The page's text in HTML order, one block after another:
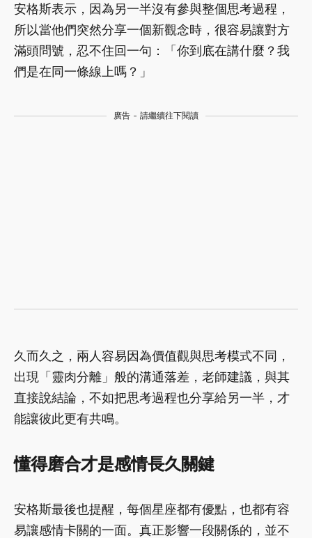
安格斯表示，因為另一半沒有參與整個思考過程，
所以當他們突然分享一個新觀念時，很容易讓對方
滿頭問號，忍不住回一句：「你到底在講什麼？我
們是在同一條線上嗎？」
廣告 - 請繼續往下閱讀
久而久之，兩人容易因為價值觀與思考模式不同，
出現「靈肉分離」般的溝通落差，老師建議，與其
直接說結論，不如把思考過程也分享給另一半，才
能讓彼此更有共鳴。
懂得磨合才是感情長久關鍵
安格斯最後也提醒，每個星座都有優點，也都有容
易讓感情卡關的一面。真正影響一段關係的，並不